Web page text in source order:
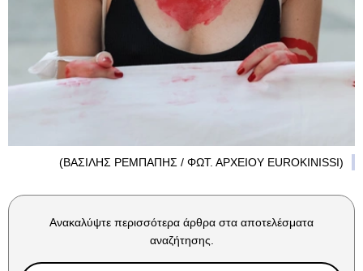
(ΒΑΣΙΛΗΣ ΡΕΜΠΑΠΗΣ / ΦΩΤ. ΑΡΧΕΙΟΥ EUROKINISSI)
Ανακαλύψτε περισσότερα άρθρα στα αποτελέσματα
αναζήτησης.